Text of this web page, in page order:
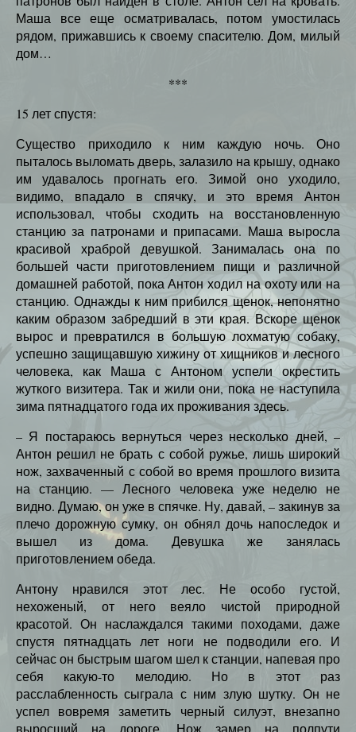
Маша все еще осматривалась, потом умостилась
рядом, прижавшись к своему спасителю. Дом, милый
дом…
***
15 лет спустя:
Существо приходило к ним каждую ночь. Оно
пыталось выломать дверь, залазило на крышу, однако
им удавалось прогнать его. Зимой оно уходило,
видимо, впадало в спячку, и это время Антон
использовал, чтобы сходить на восстановленную
станцию за патронами и припасами. Маша выросла
красивой храброй девушкой. Занималась она по
большей части приготовлением пищи и различной
домашней работой, пока Антон ходил на охоту или на
станцию. Однажды к ним прибился щенок, непонятно
каким образом забредший в эти края. Вскоре щенок
вырос и превратился в большую лохматую собаку,
успешно защищавшую хижину от хищников и лесного
человека, как Маша с Антоном успели окрестить
жуткого визитера. Так и жили они, пока не наступила
зима пятнадцатого года их проживания здесь.
– Я постараюсь вернуться через несколько дней, –
Антон решил не брать с собой ружье, лишь широкий
нож, захваченный с собой во время прошлого визита
на станцию. — Лесного человека уже неделю не
видно. Думаю, он уже в спячке. Ну, давай, – закинув за
плечо дорожную сумку, он обнял дочь напоследок и
вышел из дома. Девушка же занялась
приготовлением обеда.
Антону нравился этот лес. Не особо густой,
нехоженый, от него веяло чистой природной
красотой. Он наслаждался такими походами, даже
спустя пятнадцать лет ноги не подводили его. И
сейчас он быстрым шагом шел к станции, напевая про
себя какую-то мелодию. Но в этот раз
расслабленность сыграла с ним злую шутку. Он не
успел вовремя заметить черный силуэт, внезапно
выросший на дороге. Нож замер на полпути